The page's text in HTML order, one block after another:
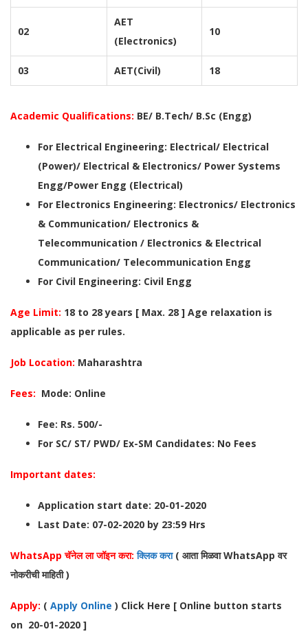
02
AET
(Electronics)
10
03 AET(Civil) 18
Academic Qualifications: BE/ B.Tech/ B.Sc (Engg)
For Electrical Engineering: Electrical/ Electrical
(Power)/ Electrical & Electronics/ Power Systems
Engg/Power Engg (Electrical)
For Electronics Engineering: Electronics/ Electronics
& Communication/ Electronics &
Telecommunication / Electronics & Electrical
Communication/ Telecommunication Engg
For Civil Engineering: Civil Engg
Age Limit: 18 to 28 years [ Max. 28 ] Age relaxation is
applicable as per rules.
Job Location: Maharashtra
Fees: Mode: Online
Fee: Rs. 500/-
For SC/ ST/ PWD/ Ex-SM Candidates: No Fees
Important dates:
Application start date: 20-01-2020
Last Date: 07-02-2020 by 23:59 Hrs
WhatsApp चॅनेल ला जॉइन करा: क्लिक करा ( आता मिळवा WhatsApp वर
नोकरीची माहिती )
Apply: ( Apply Online ) Click Here [ Online button starts
on 20-01-2020 ]